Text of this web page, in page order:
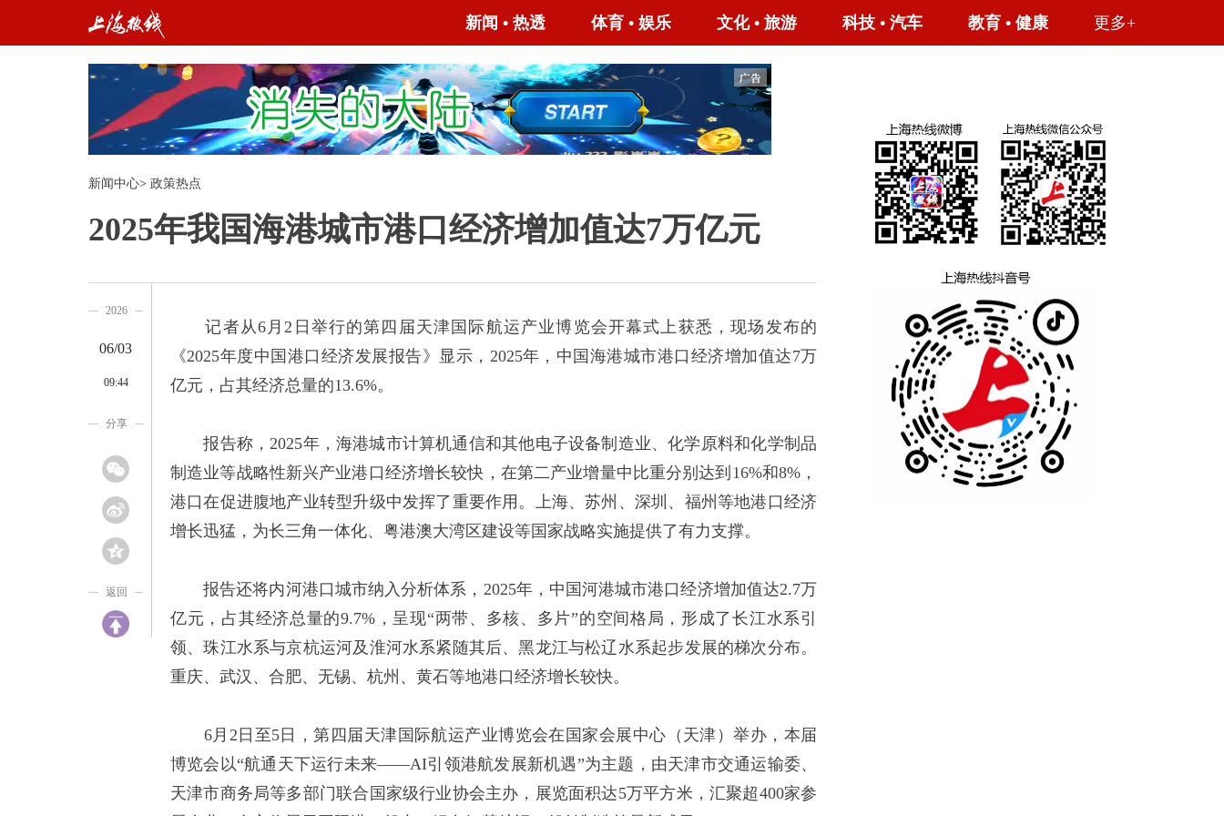
新闻 • 热透 体育 • 娱乐 文化• 旅游 科技 • 汽车 教育 • 健康 更多+
新闻中心> 政策热点
2025年我国海港城市港口经济增加值达7万亿元
2026
06/03
09:44
分享
返回
记者从6月2日举行的第四届天津国际航运产业博览会开幕式上获悉，现场发布的
《2025年度中国港口经济发展报告》显示，2025年，中国海港城市港口经济增加值达7万
亿元，占其经济总量的13.6%。
报告称，2025年，海港城市计算机通信和其他电子设备制造业、化学原料和化学制品
制造业等战略性新兴产业港口经济增长较快，在第二产业增量中比重分别达到16%和8%，
港口在促进腹地产业转型升级中发挥了重要作用。上海、苏州、深圳、福州等地港口经济
增长迅猛，为长三角一体化、粤港澳大湾区建设等国家战略实施提供了有力支撑。
报告还将内河港口城市纳入分析体系，2025年，中国河港城市港口经济增加值达2.7万
亿元，占其经济总量的9.7%，呈现“两带、多核、多片”的空间格局，形成了长江水系引
领、珠江水系与京杭运河及淮河水系紧随其后、黑龙江与松辽水系起步发展的梯次分布。
重庆、武汉、合肥、无锡、杭州、黄石等地港口经济增长较快。
6月2日至5日，第四届天津国际航运产业博览会在国家会展中心（天津）举办，本届
博览会以“航通天下运行未来——AI引领港航发展新机遇”为主题，由天津市交通运输委、
天津市商务局等多部门联合国家级行业协会主办，展览面积达5万平方米，汇聚超400家参